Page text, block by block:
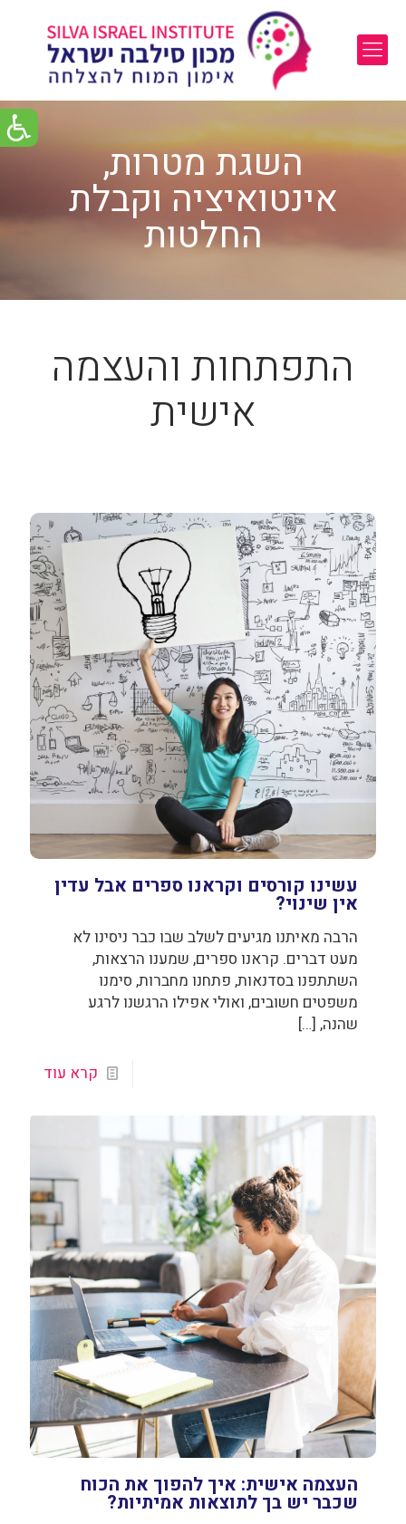
השגת מטרות,
אינטואיציה וקבלת
החלטות
התפתחות והעצמה
אישית
עשינו קורסים וקראנו ספרים אבל עדין
אין שינוי?
הרבה מאיתנו מגיעים לשלב שבו כבר ניסינו לא
מעט דברים. קראנו ספרים, שמענו הרצאות,
השתתפנו בסדנאות, פתחנו מחברות, סימנו
משפטים חשובים, ואולי אפילו הרגשנו לרגע
שהנה, […]
קרא עוד
העצמה אישית: איך להפוך את הכוח
שכבר יש בך לתוצאות אמיתיות?